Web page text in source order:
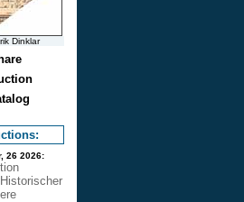
Dinklar
26 2026: